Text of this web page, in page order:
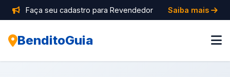
Faça seu cadastro para Revendedor Saiba mais
BenditoGuia